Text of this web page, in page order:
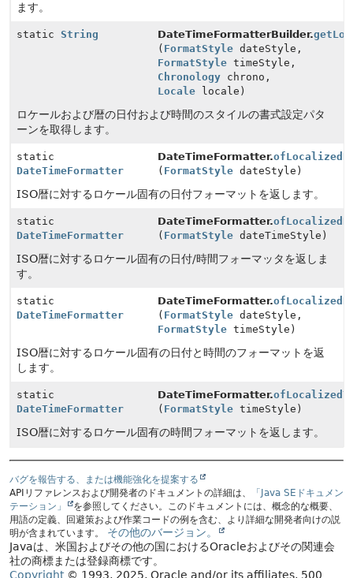
ます。
static String DateTimeFormatterBuilder.
( FormatStyle dateStyle,
FormatStyle timeStyle,
Chronology chrono,
Locale locale)
ロケールおよび暦の日付および時間のスタイルの書式設定パタ
ーンを取得します。
static
DateTimeFormatter
DateTimeFormatter.
( FormatStyle dateStyle)
ISO暦に対するロケール固有の日付フォーマットを返します。
static
DateTimeFormatter
DateTimeFormatter.
( FormatStyle dateTimeStyle)
ISO暦に対するロケール固有の日付/時間フォーマッタを返しま
す。
static
DateTimeFormatter
DateTimeFormatter.
( FormatStyle dateStyle,
FormatStyle timeStyle)
ISO暦に対するロケール固有の日付と時間のフォーマットを返
します。
static
DateTimeFormatter
DateTimeFormatter.
( FormatStyle timeStyle)
ISO暦に対するロケール固有の時間フォーマットを返します。
バグを報告する、または機能強化を提案する
APIリファレンスおよび開発者のドキュメントの詳細は、
「Java SEドキュメン
テーション」
を参照してください。このドキュメントには、概念的な概要、
用語の定義、回避策および作業コードの例を含む、より詳細な開発者向けの説
明が含まれています。
その他のバージョン。
Javaは、米国およびその他の国におけるOracleおよびその関連会
社の商標または登録商標です。
Copyright© 1993, 2025, Oracle and/or its affiliates, 500